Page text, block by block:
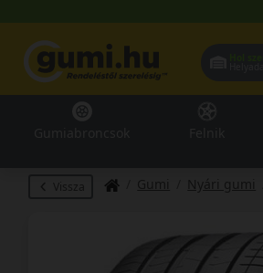
Vissza Gumi Nyári gumi